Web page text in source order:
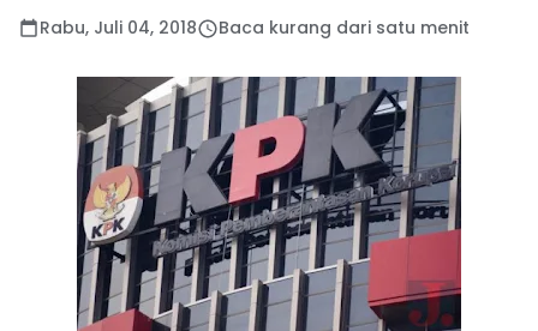
Rabu, Juli 04, 2018 Baca kurang dari satu menit